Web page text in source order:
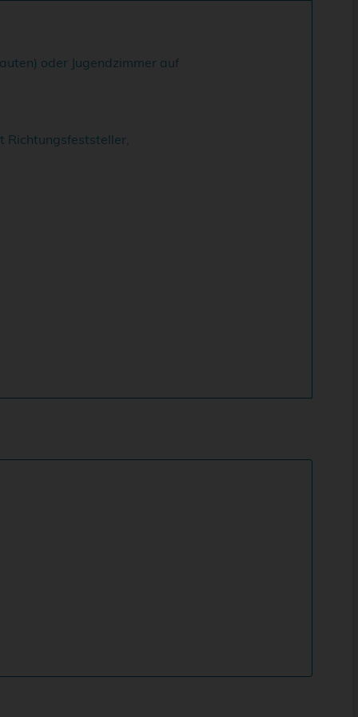
oder Jugendzimmer auf
Richtungsfeststeller,